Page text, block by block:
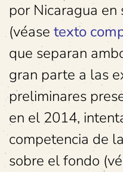
por Nicaragua
(véase texto
que separan
gran parte a las
preliminares
en el 2014,
competencia de
sobre el fondo